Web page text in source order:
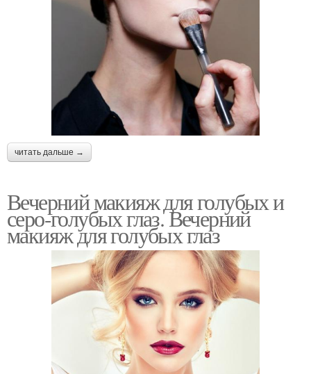
читать дальше →
Вечерний макияж для голубых и
серо-голубых глаз. Вечерний
макияж для голубых глаз